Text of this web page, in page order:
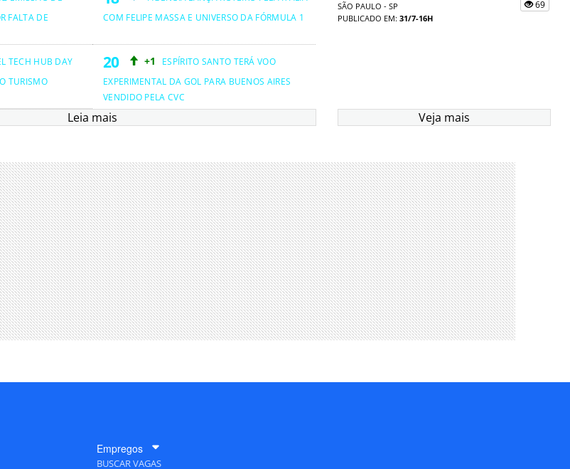
FALTA DE
COM FELIPE MASSA E UNIVERSO DA FÓRMULA 1
TECH HUB DAY
TURISMO
+1
ESPÍRITO SANTO TERÁ VOO
EXPERIMENTAL DA GOL PARA BUENOS AIRES
VENDIDO PELA CVC
Leia mais
SÃO PAULO - SP
PUBLICADO EM: 31/7-16H
69
Veja mais
Empregos
BUSCAR VAGAS